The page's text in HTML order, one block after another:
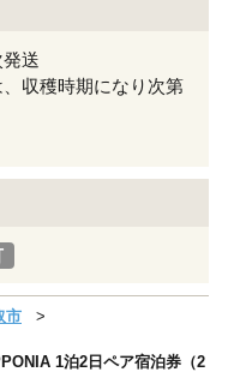
送
収穫時期になり次第
市
1泊2日ペア宿泊券（2